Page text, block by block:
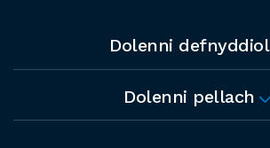
Dolenni defnyddiol
Dolenni pellach